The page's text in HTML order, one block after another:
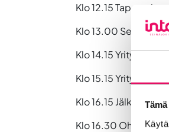
Klo 12.15
Klo 13.00 Seinäjoki
Klo 14.15
Klo 15.15 Yritysvierailu
Klo 16.15
Klo 16.30 Ohjelma